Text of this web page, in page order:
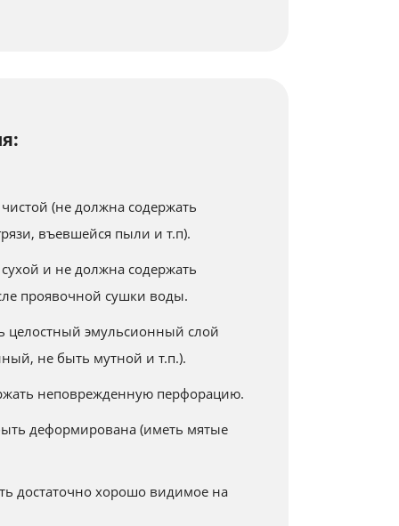
(не должна содержать
въевшейся пыли и т.п).
и не должна содержать
проявочной сушки воды.
целостный эмульсионный слой
не быть мутной и т.п.).
неповрежденную перфорацию.
деформирована (иметь мятые
достаточно хорошо видимое на